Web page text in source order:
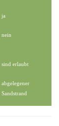
ja
nein
sind erlaubt
abgelegener
Sandstrand